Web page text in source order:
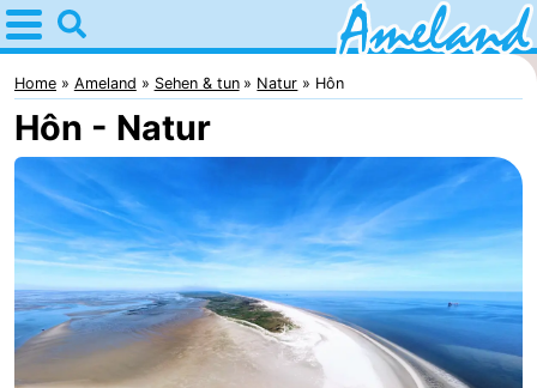
Home
Ameland
Tipps
Für
kindern
Dorfer
Natur
Übernachten
Home Ameland Sehen & tun Natur Hôn
Hôn - Natur